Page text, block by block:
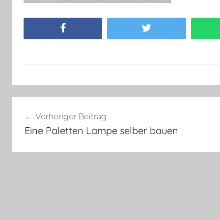
Twitter
Vorheriger Beitrag
Eine Paletten Lampe selber bauen